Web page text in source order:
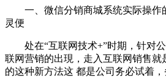
一、微信分销商城系统实际操作
灵便
处在“互联网技术+”时期，针对公
联网营销的出現，走入互联网销售就
的这种新方法这 都是公司务必试着